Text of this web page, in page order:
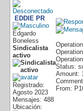
EDDIE PR
Edgardo
Boneless
Sindicalista
activo
Registrado:
Agosto 2023
Mensajes: 488
Ubicación:
Status:
Amount:
From: